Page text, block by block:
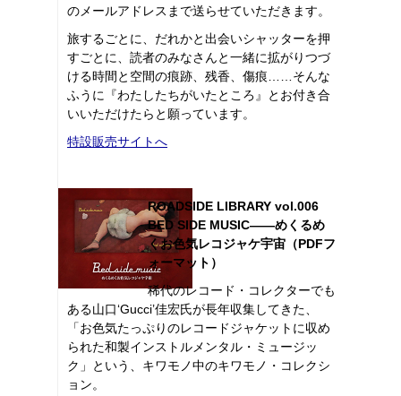
のメールアドレスまで送らせていただきます。
旅するごとに、だれかと出会いシャッターを押
すごとに、読者のみなさんと一緒に拡がりつづ
ける時間と空間の痕跡、残香、傷痕……そんな
ふうに『わたしたちがいたところ』とお付き合
いいただけたらと願っています。
特設販売サイトへ
ROADSIDE LIBRARY vol.006
BED SIDE MUSIC――めくるめ
くお色気レコジャケ宇宙（PDFフ
ォーマット）
稀代のレコード・コレクターでも
ある山口‘Gucci’佳宏氏が長年収集してきた、
「お色気たっぷりのレコードジャケットに収め
られた和製インストルメンタル・ミュージッ
ク」という、キワモノ中のキワモノ・コレクシ
ョン。